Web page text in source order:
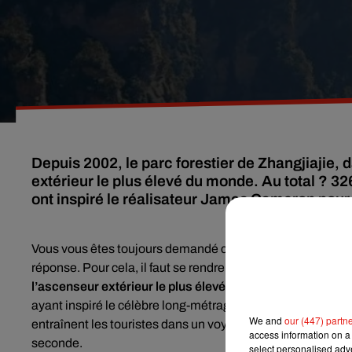
Depuis 2002, le parc forestier de Zhangjiajie,
extérieur le plus élevé du monde. Au total ?
ont inspiré le réalisateur James Cameron
Vous vous êtes toujours demandé ce qui avait inspiré le
réponse. Pour cela, il faut se rendre au sein
l’ascenseur extérieur le plus élevé du monde, haut de
ayant inspiré le célèbre long-métrage. Arrimé à la falaise,
entraînent les touristes dans un voyage de 88 secondes,
seconde.
We and our (447)
access information on
select personalised